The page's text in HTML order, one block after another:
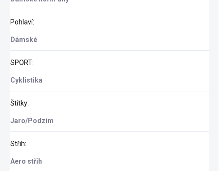
Pohlaví:
Dámské
SPORT:
Cyklistika
Štítky:
Jaro/Podzim
Střih:
Aero střih